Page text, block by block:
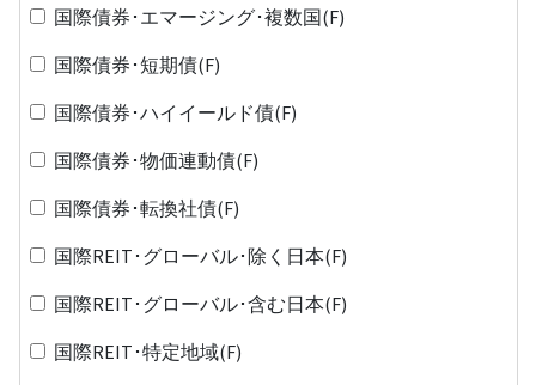
国際債券･エマージング･複数国(F)
国際債券･短期債(F)
国際債券･ハイイールド債(F)
国際債券･物価連動債(F)
国際債券･転換社債(F)
国際REIT･グローバル･除く日本(F)
国際REIT･グローバル･含む日本(F)
国際REIT･特定地域(F)